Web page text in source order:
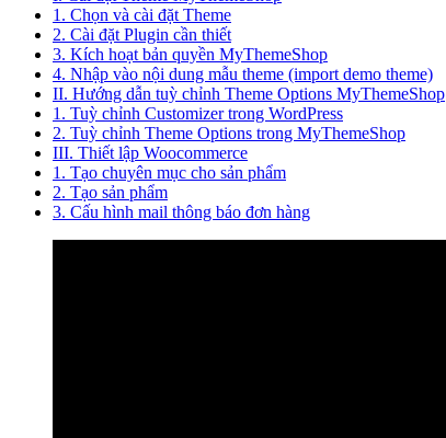
1. Chọn và cài đặt Theme
2. Cài đặt Plugin cần thiết
3. Kích hoạt bản quyền MyThemeShop
4. Nhập vào nội dung mẫu theme (import demo theme)
II. Hướng dẫn tuỳ chỉnh Theme Options MyThemeShop
1. Tuỳ chỉnh Customizer trong WordPress
2. Tuỳ chỉnh Theme Options trong MyThemeShop
III. Thiết lập Woocommerce
1. Tạo chuyên mục cho sản phẩm
2. Tạo sản phẩm
3. Cấu hình mail thông báo đơn hàng